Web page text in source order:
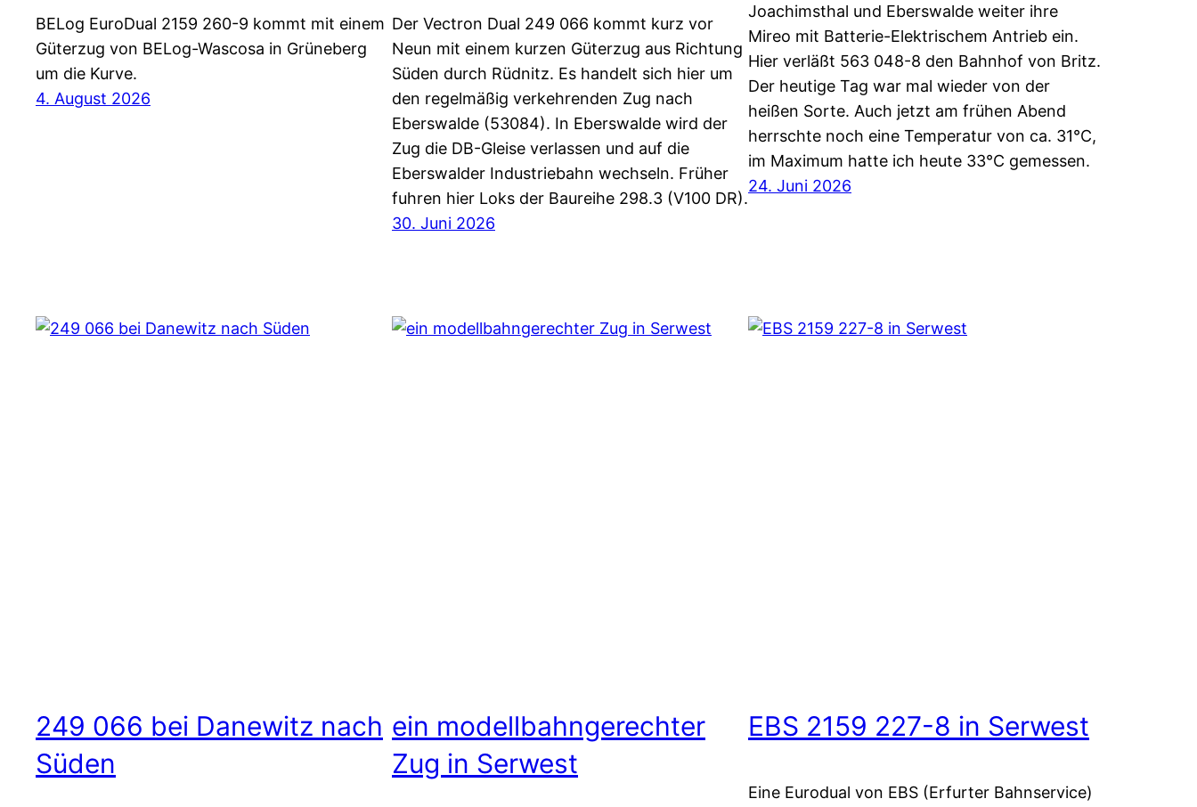
BELog EuroDual 2159 260-9 kommt mit einem
Güterzug von BELog-Wascosa in Grüneberg
um die Kurve.
4. August 2026
Der Vectron Dual 249 066 kommt kurz vor
Neun mit einem kurzen Güterzug aus Richtung
Süden durch Rüdnitz. Es handelt sich hier um
den regelmäßig verkehrenden Zug nach
Eberswalde (53084). In Eberswalde wird der
Zug die DB-Gleise verlassen und auf die
Eberswalder Industriebahn wechseln. Früher
fuhren hier Loks der Baureihe 298.3 (V100 DR).
30. Juni 2026
Joachimsthal und Eberswalde weiter ihre
Mireo mit Batterie-Elektrischem Antrieb ein.
Hier verläßt 563 048-8 den Bahnhof von Britz.
Der heutige Tag war mal wieder von der
heißen Sorte. Auch jetzt am frühen Abend
herrschte noch eine Temperatur von ca. 31°C,
im Maximum hatte ich heute 33°C gemessen.
24. Juni 2026
249 066 bei Danewitz nach
Süden
ein modellbahngerechter
Zug in Serwest
EBS 2159 227-8 in Serwest
Eine Eurodual von EBS (Erfurter Bahnservice)